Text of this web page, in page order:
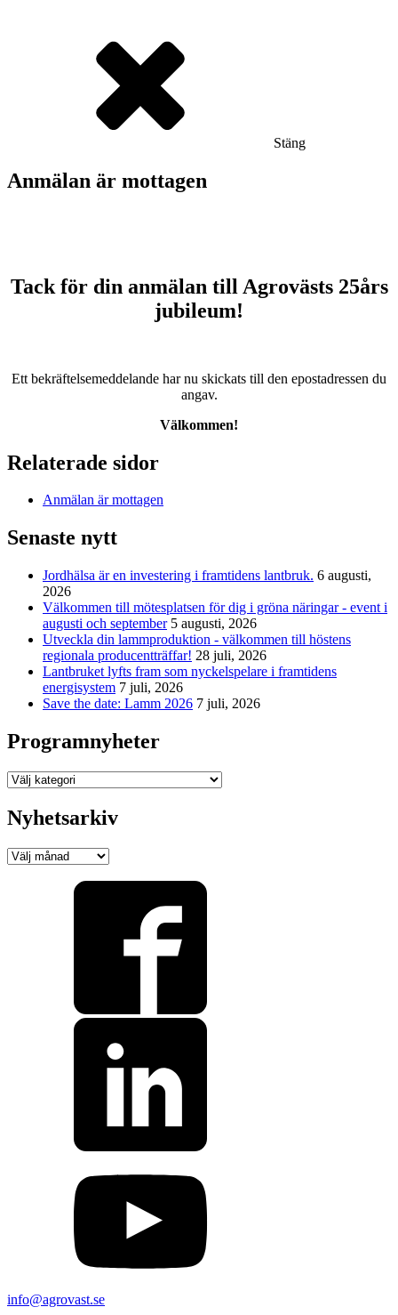
Stäng
Anmälan är mottagen
Tack för din anmälan till Agrovästs 25års
jubileum!
Ett bekräftelsemeddelande har nu skickats till den epostadressen du
angav.
Välkommen!
Relaterade sidor
Anmälan är mottagen
Senaste nytt
Jordhälsa är en investering i framtidens lantbruk. 6 augusti,
2026
Välkommen till mötesplatsen för dig i gröna näringar - event i
augusti och september 5 augusti, 2026
Utveckla din lammproduktion - välkommen till höstens
regionala producentträffar! 28 juli, 2026
Lantbruket lyfts fram som nyckelspelare i framtidens
energisystem 7 juli, 2026
Save the date: Lamm 2026 7 juli, 2026
Programnyheter
Programnyheter
Nyhetsarkiv
Nyhetsarkiv
info@agrovast.se